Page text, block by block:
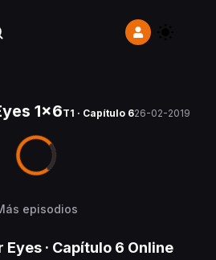
1x6T1 · Capítulo 626-02-2019
episodios
Eyes · Capítulo 6 Online